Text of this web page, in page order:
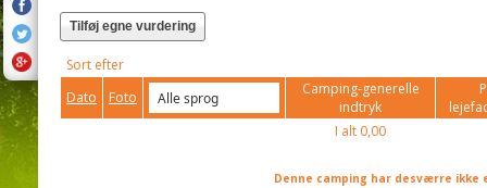
Tilføj egne vurdering
Sort efter
Dato
Foto
Camping-generelle
indtryk
I alt 0,00
Denne camping har desværre